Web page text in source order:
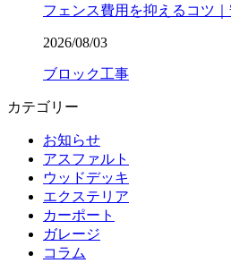
フェンス費用を抑えるコツ
2026/08/03
ブロック工事
カテゴリー
お知らせ
アスファルト
ウッドデッキ
エクステリア
カーポート
ガレージ
コラム